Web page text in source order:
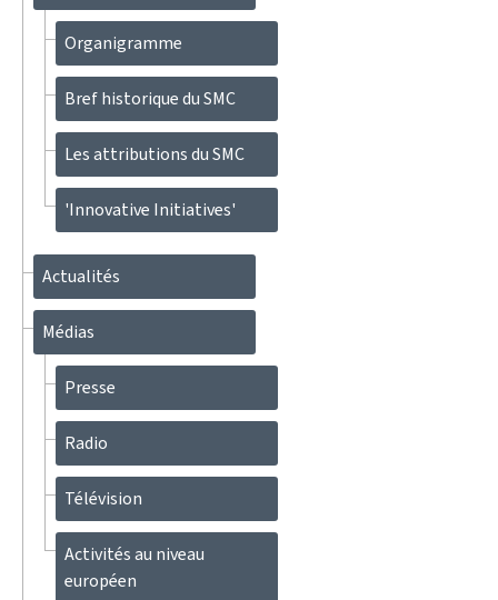
Organigramme
Bref historique du SMC
Les attributions du SMC
'Innovative Initiatives'
Actualités
Médias
Presse
Radio
Télévision
Activités au niveau
européen